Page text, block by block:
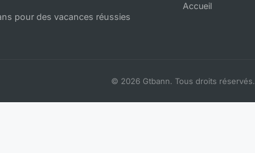
pour des vacances réussies
Accueil
© 2026 Gtbann. Tous droits réservés.